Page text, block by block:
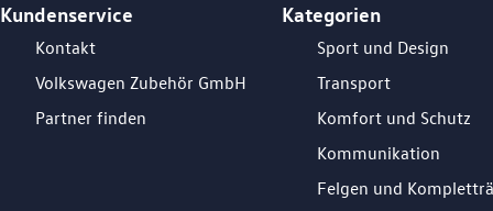
Footer Teaser
Kundenservice
Kontakt
Volkswagen Zubehör GmbH
Partner finden
Kategorien
Sport und Design
Transport
Komfort und Schutz
Kommunikation
Felgen und